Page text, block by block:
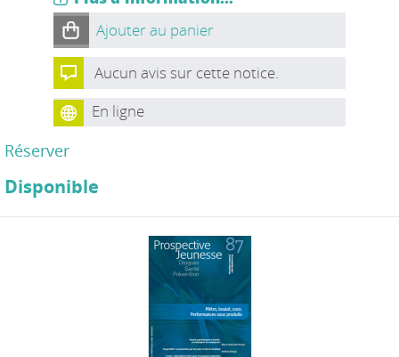
Ajouter au panier
Aucun avis sur cette notice.
En ligne
Réserver
Disponible